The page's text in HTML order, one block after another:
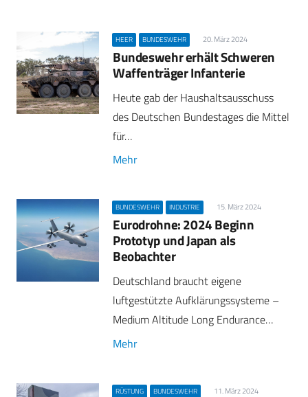
HEER BUNDESWEHR 20. März 2024
Bundeswehr erhält Schweren
Waffenträger Infanterie
Heute gab der Haushaltsausschuss
des Deutschen Bundestages die Mittel
für…
Mehr
BUNDESWEHR INDUSTRIE 15. März 2024
Eurodrohne: 2024 Beginn
Prototyp und Japan als
Beobachter
Deutschland braucht eigene
luftgestützte Aufklärungssysteme –
Medium Altitude Long Endurance…
Mehr
RÜSTUNG BUNDESWEHR 11. März 2024